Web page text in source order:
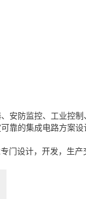
安防监控、工业控制
靠的集成电路方案设
门设计，开发，生产